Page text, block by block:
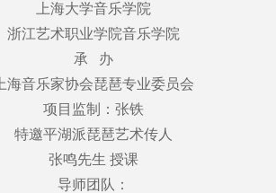
上海大学音乐学院
浙江艺术职业学院音乐学院
承 办
上海音乐家协会琵琶专业委员会
项目监制：张铁
特邀平湖派琵琶艺术传人
张鸣先生 授课
导师团队：